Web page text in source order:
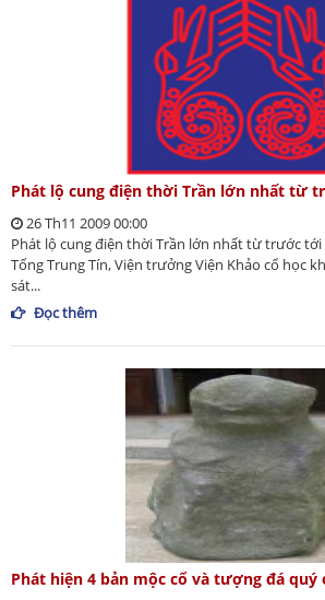
Phát lộ cung điện thời Trần lớn nhất từ
26 Th11 2009 00:00
Phát lộ cung điện thời Trần lớn nhất từ trước tới
Tống Trung Tín, Viện trưởng Viện Khảo cổ học
sát...
Đọc thêm
Phát hiện 4 bản mộc cổ và tượng đá quý